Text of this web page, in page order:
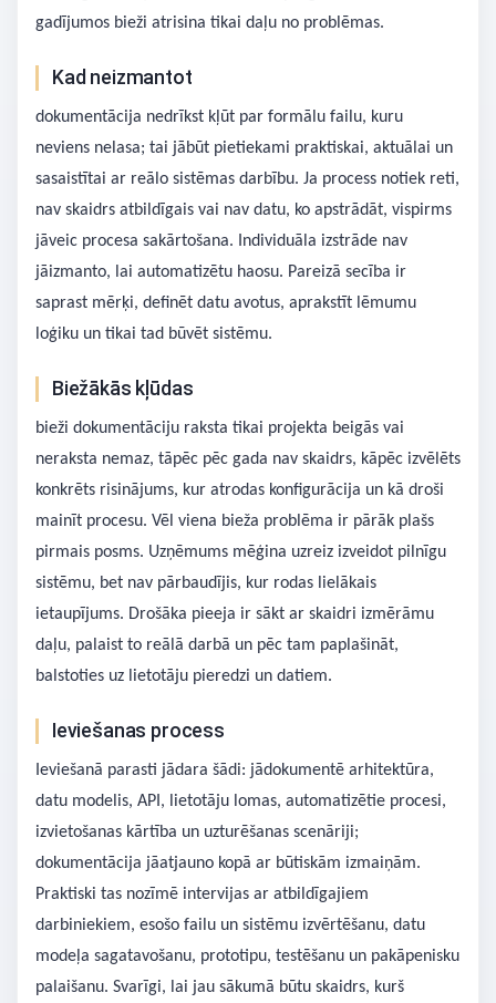
gadījumos bieži atrisina tikai daļu no problēmas.
Kad neizmantot
dokumentācija nedrīkst kļūt par formālu failu, kuru
neviens nelasa; tai jābūt pietiekami praktiskai, aktuālai un
sasaistītai ar reālo sistēmas darbību. Ja process notiek reti,
nav skaidrs atbildīgais vai nav datu, ko apstrādāt, vispirms
jāveic procesa sakārtošana. Individuāla izstrāde nav
jāizmanto, lai automatizētu haosu. Pareizā secība ir
saprast mērķi, definēt datu avotus, aprakstīt lēmumu
loģiku un tikai tad būvēt sistēmu.
Biežākās kļūdas
bieži dokumentāciju raksta tikai projekta beigās vai
neraksta nemaz, tāpēc pēc gada nav skaidrs, kāpēc izvēlēts
konkrēts risinājums, kur atrodas konfigurācija un kā droši
mainīt procesu. Vēl viena bieža problēma ir pārāk plašs
pirmais posms. Uzņēmums mēģina uzreiz izveidot pilnīgu
sistēmu, bet nav pārbaudījis, kur rodas lielākais
ietaupījums. Drošāka pieeja ir sākt ar skaidri izmērāmu
daļu, palaist to reālā darbā un pēc tam paplašināt,
balstoties uz lietotāju pieredzi un datiem.
Ieviešanas process
Ieviešanā parasti jādara šādi: jādokumentē arhitektūra,
datu modelis, API, lietotāju lomas, automatizētie procesi,
izvietošanas kārtība un uzturēšanas scenāriji;
dokumentācija jāatjauno kopā ar būtiskām izmaiņām.
Praktiski tas nozīmē intervijas ar atbildīgajiem
darbiniekiem, esošo failu un sistēmu izvērtēšanu, datu
modeļa sagatavošanu, prototipu, testēšanu un pakāpenisku
palaišanu. Svarīgi, lai jau sākumā būtu skaidrs, kurš